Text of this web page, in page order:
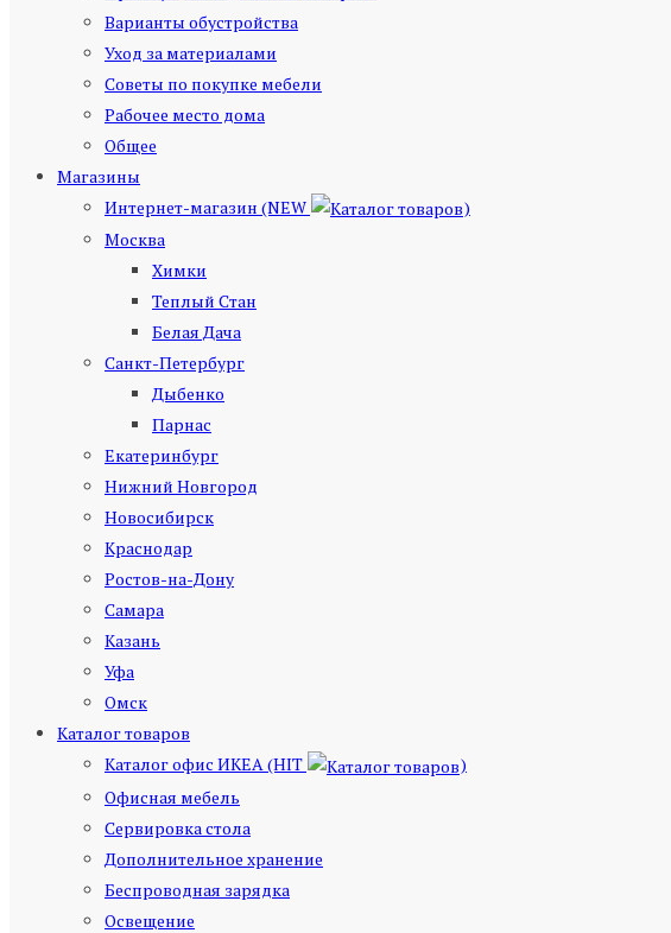
Варианты обустройства
Уход за материалами
Советы по покупке мебели
Рабочее место дома
Общее
Магазины
Интернет-магазин (NEW
)
Москва
Химки
Теплый Стан
Белая Дача
Санкт-Петербург
Дыбенко
Парнас
Екатеринбург
Нижний Новгород
Новосибирск
Краснодар
Ростов-на-Дону
Самара
Казань
Уфа
Омск
Каталог товаров
Каталог офис ИКЕА (HIT
)
Офисная мебель
Сервировка стола
Дополнительное хранение
Беспроводная зарядка
Освещение